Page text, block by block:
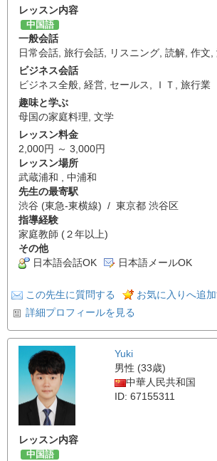
レッスン内容
中国語
一般会話
日常会話 旅行会話 リスニング 読解 作文
ビジネス会話
ビジネス全般 経営 セールス ＩＴ
旅行業
趣味と学ぶ
母国の家庭料理 文学
レッスン料金
2,000円 ～ 3,000円
レッスン場所
武蔵浦和 , 中浦和
先生の最寄駅
渋谷 (東急-東横線) / 東京都 渋谷区
指導経験
家庭教師 (２年以上)
その他
日本語会話OK
日本語メールOK
この先生に質問する
お気に入りへ追
詳細プロフィールを見る
Yuki
男性 (33歳)
中華人民共和国
ID: 67155311
レッスン内容
中国語